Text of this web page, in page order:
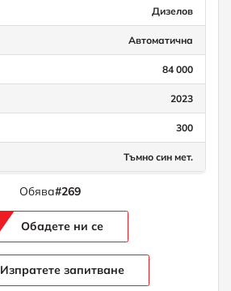
Дизелов
Автоматична
84 000
2023
300
Тъмно син мет.
Обява#269
Обадете ни се
Изпратете запитване